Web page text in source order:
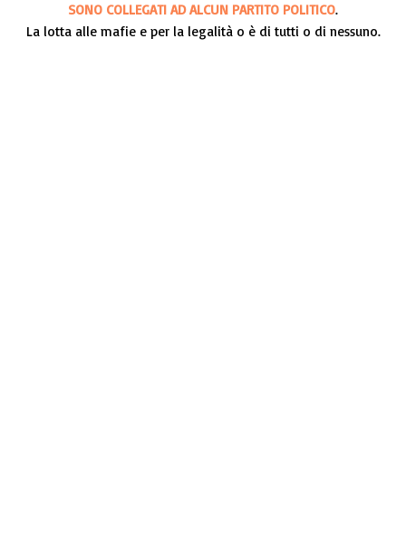
SONO COLLEGATI AD ALCUN PARTITO POLITICO.
La lotta alle mafie e per la legalità o è di tutti o di nessuno.